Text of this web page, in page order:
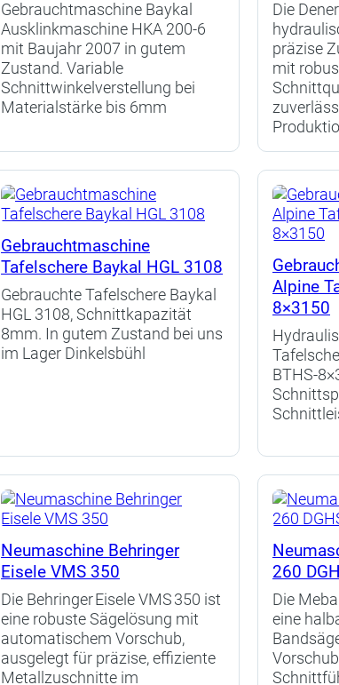
Gebrauchtmaschine Baykal
Ausklinkmaschine HKA 200-6
mit Baujahr 2007 in gutem
Zustand. Variable
Schnittwinkelverstellung bei
Materialstärke bis 6mm
Die
präzise
mit
Gebrauchtmaschine
Tafelschere Baykal HGL 3108
Gebrauchte Tafelschere Baykal
HGL 3108, Schnittkapazität
8mm. In gutem Zustand bei uns
im Lager Dinkelsbühl
Alpine
8×3150
BTHS-
Neumaschine Behringer
Eisele VMS 350
Die Behringer Eisele VMS 350 ist
eine robuste Sägelösung mit
automatischem Vorschub,
ausgelegt für präzise, effiziente
Metallzuschnitte im
260
Die
eine